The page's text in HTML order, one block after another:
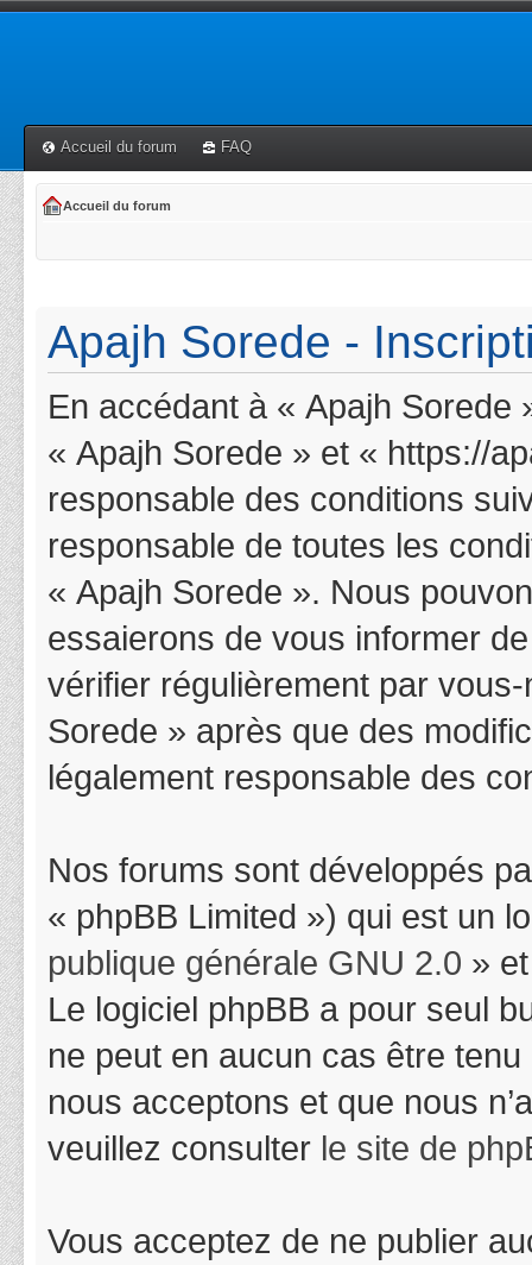
Accueil du forum FAQ
Accueil du forum
Apajh Sorede -
En accédant à « Apajh
« Apajh Sorede » et « https://
responsable des conditions
responsable de toutes les
« Apajh Sorede ». Nous
essaierons de vous informer
vérifier régulièrement par
Sorede » après que des
légalement responsable des
Nos forums sont développés
« phpBB Limited ») qui est un
publique générale GNU 2.0 »
Le logiciel phpBB a pour seul
ne peut en aucun cas être
nous acceptons et que nous
veuillez consulter le site de
Vous acceptez de ne publier